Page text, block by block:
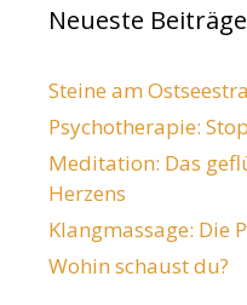
Neueste Beiträge
Steine am
Psychotherapie:
Meditation: Das
Herzens
Klangmassage: Die
Wohin schaust du?